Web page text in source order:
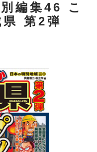
編集46 こ
第2弾